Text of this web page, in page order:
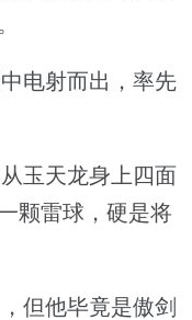
电射而出，率先
玉天龙身上四面
颗雷球，硬是将
但他毕竟是傲剑